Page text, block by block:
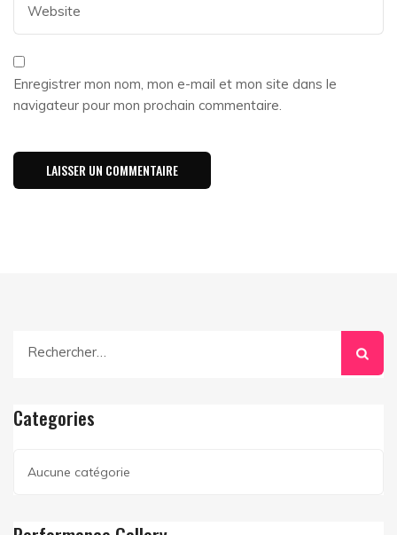
Enregistrer mon nom, mon e-mail et mon site dans le
navigateur pour mon prochain commentaire.
Categories
Aucune catégorie